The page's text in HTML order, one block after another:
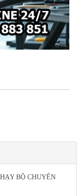
BỘ CHUYÊN